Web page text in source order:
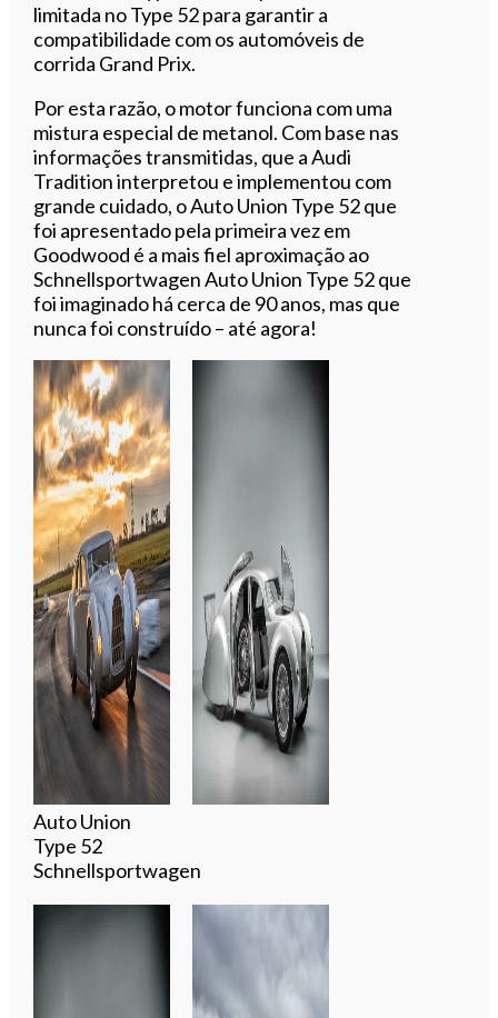
limitada no Type 52 para garantir a
compatibilidade com os automóveis de
corrida Grand Prix.
Por esta razão, o motor funciona com uma
mistura especial de metanol. Com base nas
informações transmitidas, que a Audi
Tradition interpretou e implementou com
grande cuidado, o Auto Union Type 52 que
foi apresentado pela primeira vez em
Goodwood é a mais fiel aproximação ao
Schnellsportwagen Auto Union Type 52 que
foi imaginado há cerca de 90 anos, mas que
nunca foi construído – até agora!
Auto Union
Type 52
Schnellsportwagen